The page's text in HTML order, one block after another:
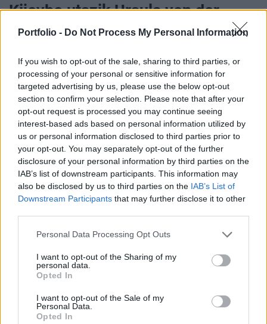
Portfolio - Do Not Process My Personal Information
If you wish to opt-out of the sale, sharing to third parties, or
processing of your personal or sensitive information for
targeted advertising by us, please use the below opt-out
section to confirm your selection. Please note that after your
opt-out request is processed you may continue seeing
interest-based ads based on personal information utilized by
us or personal information disclosed to third parties prior to
your opt-out. You may separately opt-out of the further
disclosure of your personal information by third parties on the
IAB’s list of downstream participants. This information may
also be disclosed by us to third parties on the IAB’s List of
Downstream Participants that may further disclose it to other
Personal Data Processing Opt Outs
I want to opt-out of the Sharing of my
personal data.
Opted In
I want to opt-out of the Sale of my
Personal Data.
Opted In
Kijevbe utazik Ursula von der
Leyen és Josep Borrell
Portfolio
2022. április 05. 11:40
Ursula von der Leyen, az Európai Bizottság elnöke
és Josep Borrell az Európai Unió kül-és
biztonságpolitikáért felelős főképviselője még a
héten Kijevbe látogat – írja a Reuters.
Az utazás kiemelt célja, hogy az Európai Unió vezető
tisztségviselői személyesen találkozzanak és
egyeztessenek Volodimir Zelenszkij ukrán elnökkel. A
találkozóra a szombati varsói #StandUpForUkraine
elnevezésű esemény előtt kerül sor - írta Eric Mamer uniós
hogy elősegítse a menekültek és az országon belül
lakóhelyüket...
KEDVES OLVASÓNK!